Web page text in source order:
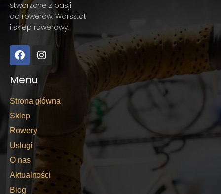
stworzone z pasji
do rowerów. Warsztat
i sklep rowerowy.
Menu
Strona główna
Sklep
Rowery
Usługi
O nas
Aktualności
Blog